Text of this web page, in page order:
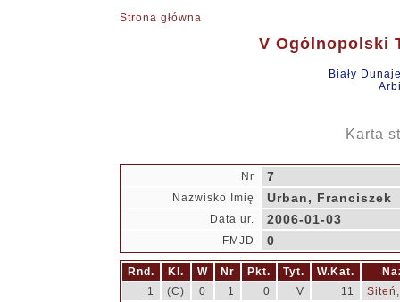
Strona główna
V Ogólnopolski
Biały
Karta
Nr 7
Nazwisko Imię Urban, Franciszek
Data ur. 2006-01-03
FMJD 0
Rnd. Kl. W Nr Pkt. Tyt. W.Kat.
1
(C) 0 1 0 V 11